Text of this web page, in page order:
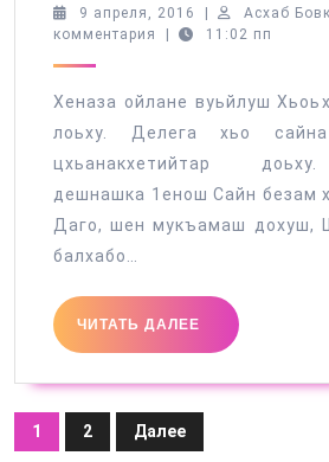
9 апреля, 2016
апреля,
Асхаб
комментария
11:02 пп
Хеназа ойлане вуьйлуш
лоьху. Делега хьо
цхьанакхетийтар
дешнашка 1енош Сайн безам
Даго, шен мукъамаш дохуш,
балхабо…
ЧИТАТЬ ДАЛЕЕ
ЧИТАТЬ
ДАЛЕЕ
Пагинация
1 2 Далее